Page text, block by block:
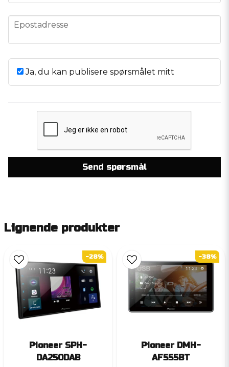
email
Epostadresse
Ja, du kan publisere spørsmålet mitt
Send spørsmål
Lignende produkter
Pioneer SPH-
DA250DAB
-28%
Pioneer DMH-
AF555BT
-38%